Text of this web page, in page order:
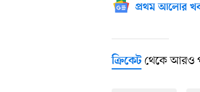
প্রথম আলোর
ক্রিকেটথেকে আরও